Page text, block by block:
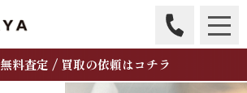
無料査定 / 買取の依頼はコチラ